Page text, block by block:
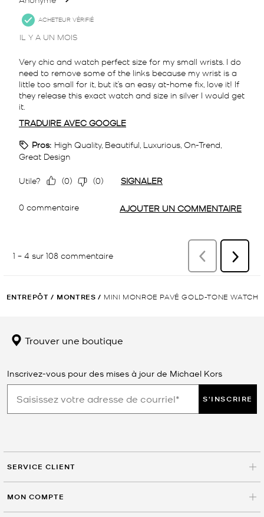
ENTREPÔT / MONTRES / MINI MONROE PAVÉ GOLD-TONE WATCH
Trouver une boutique
Inscrivez-vous pour des mises à jour de Michael Kors
S'INSCRIRE
SERVICE CLIENT
MON COMPTE